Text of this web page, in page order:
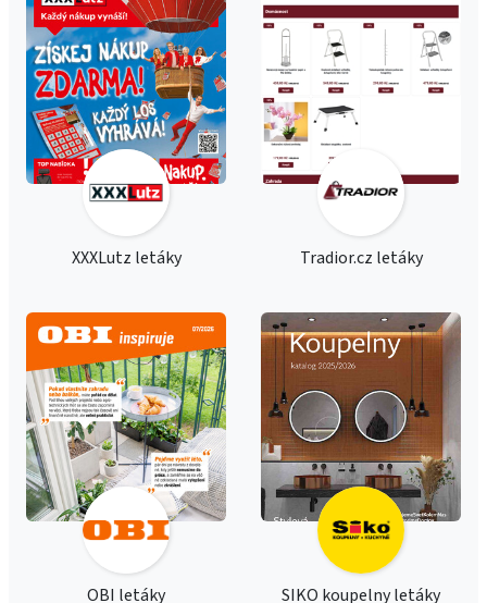
XXXLutz letáky Tradior.cz letáky
OBI letáky SIKO koupelny letáky